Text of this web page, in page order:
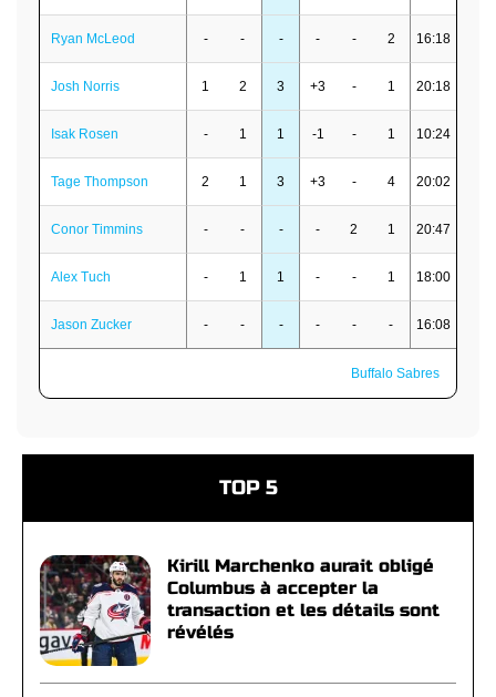
Ryan McLeod - - - - - 2 16:18
Josh Norris 1 2 3 +3 - 1 20:18
Isak Rosen - 1 1 -1 - 1 10:24
Tage Thompson 2 1 3 +3 - 4 20:02
Conor Timmins - - - - 2 1 20:47
Alex Tuch - 1 1 - - 1 18:00
Jason Zucker - - - - - - 16:08
Buffalo Sabres
TOP 5
Kirill Marchenko aurait obligé
Columbus à accepter la
transaction et les détails sont
révélés